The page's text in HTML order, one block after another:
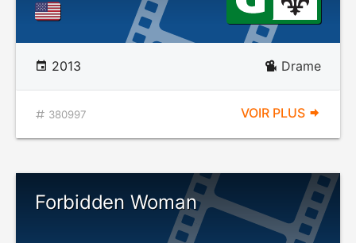
2013 Drame
380997 VOIR PLUS
Forbidden Woman